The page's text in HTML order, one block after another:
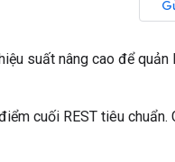
suất nâng cao để
cuối REST tiêu chuẩn.